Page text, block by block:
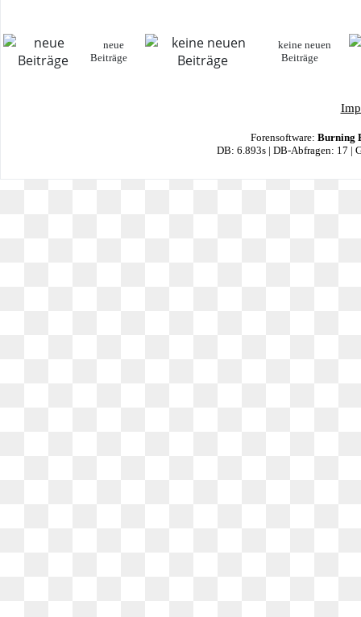
neue
Beiträge
keine neuen
Beiträge
Forensoftware: Burning
DB: 6.893s | DB-Abfragen: 17 |